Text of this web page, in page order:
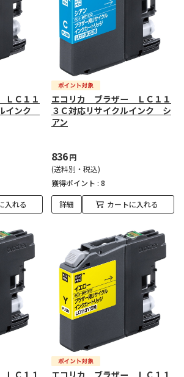
Ｃ１１
インク
入れる
エコリカ ブラザー ＬＣ１１
３Ｃ対応リサイクルインク シ
アン
836円
(送料別・税込)
獲得ポイント : 8
詳細 カートに入れる
Ｃ１１ エコリカ ブラザー ＬＣ１１